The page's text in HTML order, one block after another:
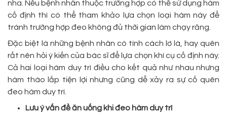
nha. Nếu bệnh nhân thuộc trường hợp có thể sử dụng hàm
cố định thì có thể tham khảo lựa chọn loại hàm này để
tránh trường hợp đeo không đủ thời gian làm chạy răng.
Đặc biệt là những bệnh nhân có tính cách lơ là, hay quên
rất nên hỏi ý kiến của bác sĩ để lựa chọn khí cụ cố định này.
Cả hai loại hàm duy trì điều cho kết quả như nhau nhưng
hàm tháo lắp tiện lợi nhưng cũng dễ xảy ra sự cố quên
đeo hàm duy trì.
Lưu ý vấn đề ăn uống khi đeo hàm duy trì